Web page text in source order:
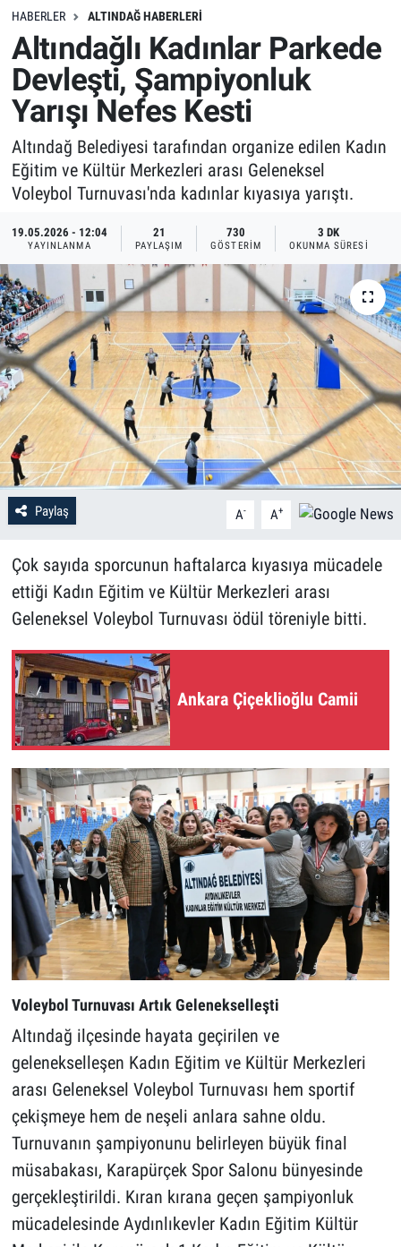
HABERLER ALTINDAĞ HABERLERI
Altındağlı Kadınlar Parkede
Devleşti, Şampiyonluk
Yarışı Nefes Kesti
Altındağ Belediyesi tarafından organize edilen Kadın
Eğitim ve Kültür Merkezleri arası Geleneksel
Voleybol Turnuvası'nda kadınlar kıyasıya yarıştı.
19.05.2026 - 12:04
YAYINLANMA
21
PAYLAŞIM
730
GÖSTERIM
3 DK
OKUNMA SÜRESI
Paylaş A- A+
Çok sayıda sporcunun haftalarca kıyasıya mücadele
ettiği Kadın Eğitim ve Kültür Merkezleri arası
Geleneksel Voleybol Turnuvası ödül töreniyle bitti.
Ankara Çiçeklioğlu Camii
Voleybol Turnuvası Artık Gelenekselleşti
Altındağ ilçesinde hayata geçirilen ve
gelenekselleşen Kadın Eğitim ve Kültür Merkezleri
arası Geleneksel Voleybol Turnuvası hem sportif
çekişmeye hem de neşeli anlara sahne oldu.
Turnuvanın şampiyonunu belirleyen büyük final
müsabakası, Karapürçek Spor Salonu bünyesinde
gerçekleştirildi. Kıran kırana geçen şampiyonluk
mücadelesinde Aydınlıkevler Kadın Eğitim Kültür